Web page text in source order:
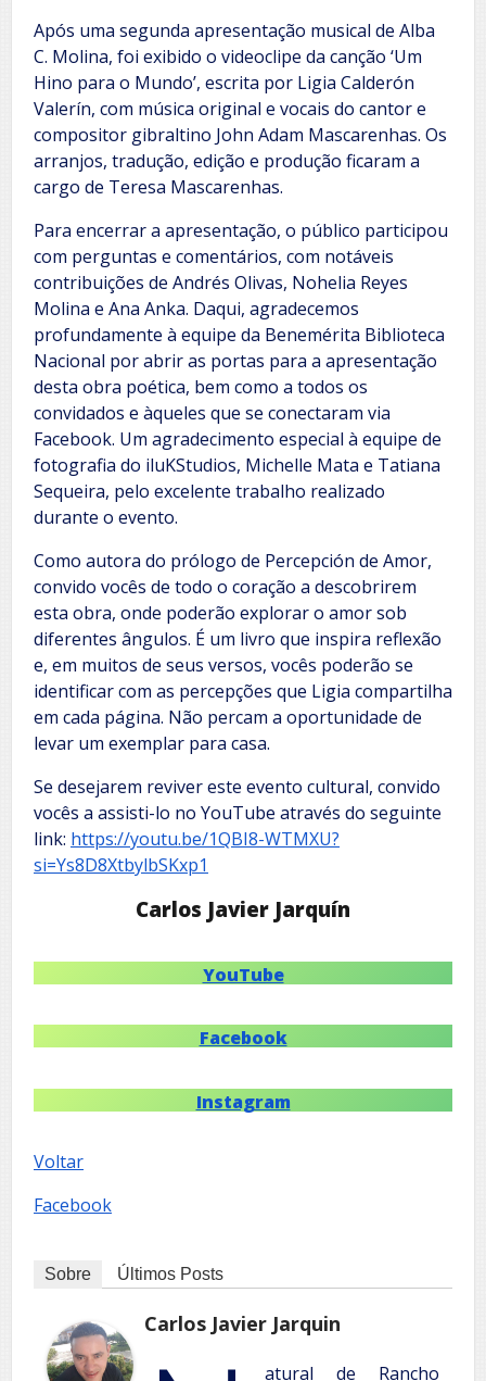
Após uma segunda apresentação musical de Alba
C. Molina, foi exibido o videoclipe da canção ‘Um
Hino para o Mundo’, escrita por Ligia Calderón
Valerín, com música original e vocais do cantor e
compositor gibraltino John Adam Mascarenhas. Os
arranjos, tradução, edição e produção ficaram a
cargo de Teresa Mascarenhas.
Para encerrar a apresentação, o público participou
com perguntas e comentários, com notáveis ​​
contribuições de Andrés Olivas, Nohelia Reyes
Molina e Ana Anka. Daqui, agradecemos
profundamente à equipe da Benemérita Biblioteca
Nacional por abrir as portas para a apresentação
desta obra poética, bem como a todos os
convidados e àqueles que se conectaram via
Facebook. Um agradecimento especial à equipe de
fotografia do iluKStudios, Michelle Mata e Tatiana
Sequeira, pelo excelente trabalho realizado
durante o evento.
Como autora do prólogo de Percepción de Amor,
convido vocês de todo o coração a descobrirem
esta obra, onde poderão explorar o amor sob
diferentes ângulos. É um livro que inspira reflexão
e, em muitos de seus versos, vocês poderão se
identificar com as percepções que Ligia compartilha
em cada página. Não percam a oportunidade de
levar um exemplar para casa.
Se desejarem reviver este evento cultural, convido
vocês a assisti-lo no YouTube através do seguinte
link: https://youtu.be/1QBI8-WTMXU?
si=Ys8D8XtbylbSKxp1
Carlos Javier Jarquín
YouTube
Facebook
Instagram
Voltar
Facebook
Sobre Últimos Posts
Carlos Javier Jarquin
atural de Rancho